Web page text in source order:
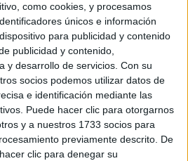
como cookies, y procesamos
únicos e información
para publicidad y contenido
publicidad y contenido,
y desarrollo de servicios. Con su
socios podemos utilizar datos de
e identificación mediante las
Puede hacer clic para otorgarnos
y a nuestros 1733 socios para
previamente descrito. De
clic para denegar su
47, 28006 Madrid